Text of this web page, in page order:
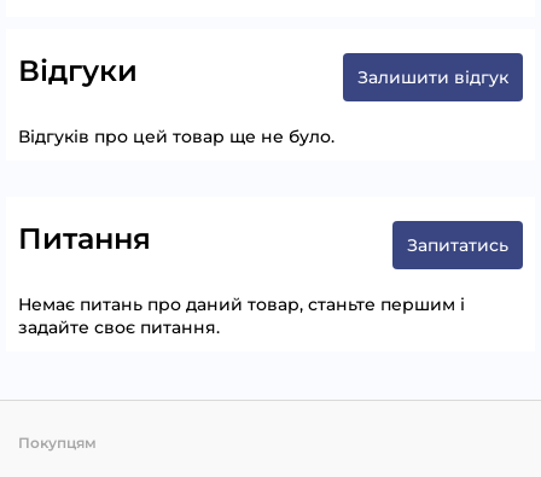
Відгуки Залишити відгук
Відгуків про цей товар ще не було.
Питання Запитатись
Немає питань про даний товар, станьте першим і
задайте своє питання.
Покупцям